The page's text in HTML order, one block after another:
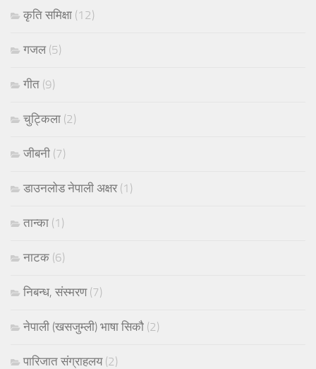
कृति समिक्षा (12)
गजल(5)
गीत (9)
चुट्किला (2)
जीबनी (7)
डाउनलोड नेपाली अक्षर(1)
तान्का (1)
नाटक (6)
निबन्ध, संस्मरण(7)
नेपाली (खसजुम्ली) भाषा सिकौ (2)
पारिजात संग्राहलय(2)